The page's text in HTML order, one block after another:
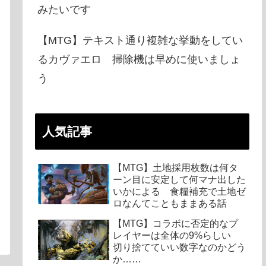
みたいです
【MTG】テキスト通り複雑な挙動をしてい
るカヴァエロ 掃除機は早めに使いましょ
う
人気記事
【MTG】土地採用枚数は何タ
ーン目に安定して何マナ出した
いかによる 食糧補充で土地ゼ
ロなんてこともままある話
【MTG】コラボに否定的なプ
レイヤーは全体の9%らしい
切り捨てていい数字なのかどう
か……